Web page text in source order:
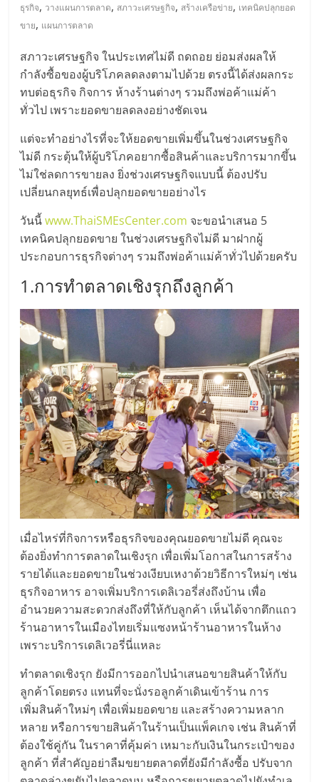
เอ็
มอี
ไทย,
SMEs,
แฟ
รน
ไชส์,
ที่
ปรึกษา
แฟ
รน
ไชส์,
รวม
แฟ
รน
ไชส์
ขาย
แฟ
รน
ธุรกิจ, วางแผนการตลาด, สภาวะเศรษฐกิจ, สร้างเครือข่าย, เทคนิคปลุกยอด
ขาย, แผนการตลาด
สภาวะเศรษฐกิจ ในประเทศไม่ดี ถดถอย ย่อมส่งผลให้
กำลังซื้อของผู้บริโภคลดลงตามไปด้วย ตรงนี้ได้ส่งผลกระ
ทบต่อธุรกิจ กิจการ ห้างร้านต่างๆ รวมถึงพ่อค้าแม่ค้า
ทั่วไป เพราะยอดขายลดลงอย่างชัดเจน
แต่จะทำอย่างไรที่จะให้ยอดขายเพิ่มขึ้นในช่วงเศรษฐกิจ
ไม่ดี กระตุ้นให้ผู้บริโภคอยากซื้อสินค้าและบริการมากขึ้น
ไม่ใช่ลดการขายลง ยิ่งช่วงเศรษฐกิจแบบนี้ ต้องปรับ
เปลี่ยนกลยุทธ์เพื่อปลุกยอดขายอย่างไร
วันนี้www.ThaiSMEsCenter.com จะขอนำเสนอ 5
เทคนิคปลุกยอดขาย ในช่วงเศรษฐกิจไม่ดี มาฝากผู้
ประกอบการธุรกิจต่างๆ รวมถึงพ่อค้าแม่ค้าทั่วไปด้วยครับ
1.การทำตลาดเชิงรุกถึงลูกค้า
เมื่อไหร่ที่กิจการหรือธุรกิจของคุณยอดขายไม่ดี คุณจะ
ต้องยิ่งทำการตลาดในเชิงรุก เพื่อเพิ่มโอกาสในการสร้าง
รายได้และยอดขายในช่วงเงียบเหงาด้วยวิธีการใหม่ๆ เช่น
ธุรกิจอาหาร อาจเพิ่มบริการเดลิเวอรี่ส่งถึงบ้าน เพื่อ
อำนวยความสะดวกส่งถึงที่ให้กับลูกค้า เห็นได้จากตึกแถว
ร้านอาหารในเมืองไทยเริ่มแซงหน้าร้านอาหารในห้าง
เพราะบริการเดลิเวอรี่นี่แหละ
ทำตลาดเชิงรุก ยังมีการออกไปนำเสนอขายสินค้าให้กับ
ลูกค้าโดยตรง แทนที่จะนั่งรอลูกค้าเดินเข้าร้าน การ
เพิ่มสินค้าใหม่ๆ เพื่อเพิ่มยอดขาย และสร้างความหลาก
หลาย หรือการขายสินค้าในร้านเป็นแพ็คเกจ เช่น สินค้าที่
ต้องใช้คู่กัน ในราคาที่คุ้มค่า เหมาะกับเงินในกระเป๋าของ
ลูกค้า ที่สำคัญอย่าลืมขยายตลาดที่ยังมีกำลังซื้อ ปรับจาก